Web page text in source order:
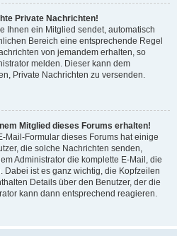
Private Nachrichten!
Ihnen ein Mitglied sendet, automatisch
Bereich eine entsprechende Regel
von jemandem erhalten, so
melden. Dieser kann dem
Private Nachrichten zu versenden.
Mitglied dieses Forums erhalten!
Mail-Formular dieses Forums hat einige
die solche Nachrichten senden,
Administrator die komplette E-Mail, die
ist es ganz wichtig, die Kopfzeilen
Details über den Benutzer, der die
kann dann entsprechend reagieren.